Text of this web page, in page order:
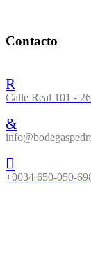
Contacto
Calle Real 101 -
+0034 650-050-